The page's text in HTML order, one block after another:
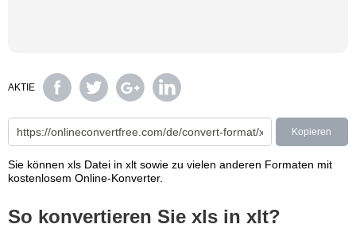
AKTIE
Kopieren
Sie können xls Datei in xlt sowie zu vielen anderen Formaten mit
kostenlosem Online-Konverter.
So konvertieren Sie xls in xlt?